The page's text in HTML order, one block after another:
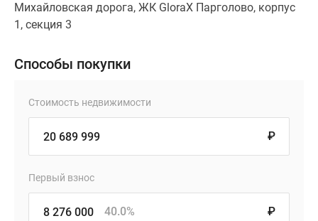
Михайловская дорога, ЖК GloraX Парголово, корпус
1, секция 3
Способы покупки
Стоимость недвижимости
₽
Первый взнос
₽
40.0%